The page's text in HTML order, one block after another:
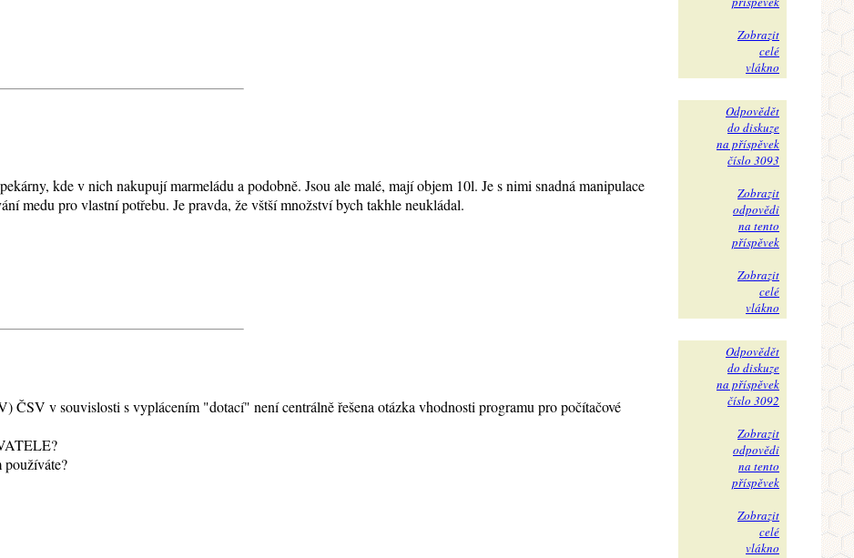
Zobrazit
celé
vlákno
kde v nich nakupují marmeládu a podobně. Jsou ale malé, mají objem 10l. Je s nimi snadná manipulace
medu pro vlastní potřebu. Je pravda, že vštší množství bych takhle neukládal.
Odpovědět
do diskuze
na příspěvek
číslo 3093
Zobrazit
odpovědi
na tento
příspěvek
Zobrazit
celé
vlákno
ČSV v souvislosti s vyplácením "dotací" není centrálně řešena otázka vhodnosti programu pro počítačové
používáte?
Odpovědět
do diskuze
na příspěvek
číslo 3092
Zobrazit
odpovědi
na tento
příspěvek
Zobrazit
celé
vlákno